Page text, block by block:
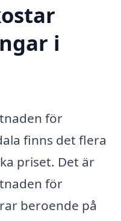
i
för
finns det flera
priset. Det är
för
beroende på